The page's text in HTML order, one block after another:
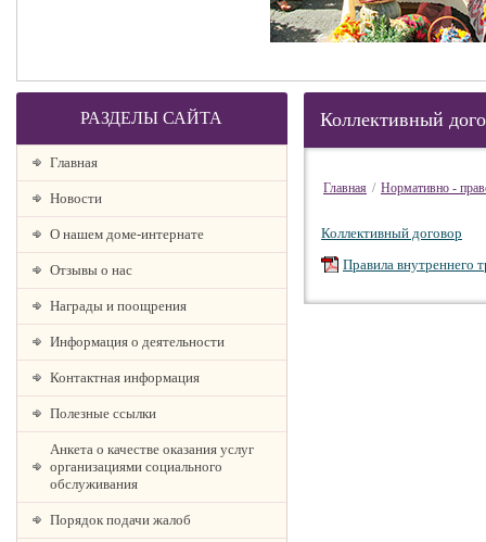
РАЗДЕЛЫ САЙТА
Главная
Новости
О нашем доме-интернате
Отзывы о нас
Награды и поощрения
Информация о деятельности
Контактная информация
Полезные ссылки
Анкета о качестве оказания услуг
организациями социального
обслуживания
Порядок подачи жалоб
Коллективный
Главная / Нормативно -
Коллективный договор
Правила внутреннего